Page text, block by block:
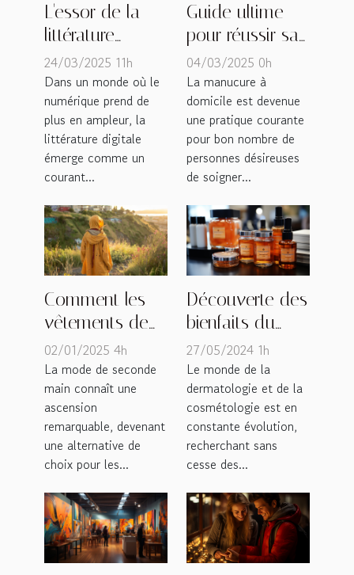
L'essor de la
littérature
digitale et son
influence sur
l'édition
traditionnelle
24/03/2025 11h
Dans un monde où le
numérique prend de
plus en ampleur, la
littérature digitale
émerge comme un
courant...
Guide ultime
pour réussir sa
manucure à
domicile avec
des stickers
04/03/2025 0h
La manucure à
domicile est devenue
une pratique courante
pour bon nombre de
personnes désireuses
de soigner...
Comment les
vêtements de
seconde main
influencent les
tendances de la
mode durable
02/01/2025 4h
La mode de seconde
main connaît une
ascension
remarquable, devenant
une alternative de
choix pour les...
Découverte des
bienfaits du
silicium dans
les soins de la
peau et de la
beauté
27/05/2024 1h
Le monde de la
dermatologie et de la
cosmétologie est en
constante évolution,
recherchant sans
cesse des...